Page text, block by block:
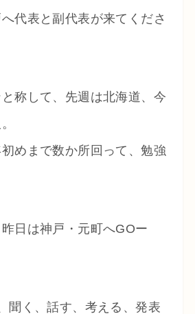
代表と副代表が来てくださ
称して、先週は北海道、今
めまで数か所回って、勉強
日は神戸・元町へGOー
聞く、話す、考える、発表